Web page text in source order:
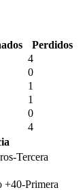
Perdidos
4
0
1
1
0
4
Tercera
Primera